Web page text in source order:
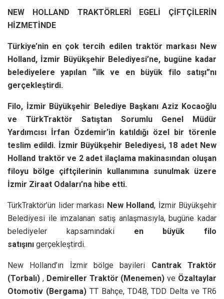
NEW HOLLAND TRAKTÖRLERİ EGELİ ÇİFTÇİLERİN
HİZMETİNDE
Türkiye’nin en çok tercih edilen traktör markası New
Holland, İzmir Büyükşehir Belediyesi’ne, bugüne kadar
belediyelere yapılan “ilk ve en büyük filo satışı”nı
gerçekleştirdi.
Filo, İzmir Büyükşehir Belediye Başkanı Aziz Kocaoğlu
ve TürkTraktör Satıştan Sorumlu Genel Müdür
Yardımcısı İrfan Özdemir’in katıldığı özel bir törenle
teslim edildi. İzmir Büyükşehir Belediyesi, 18 adet New
Holland traktör ve 2 adet ilaçlama makinasından oluşan
filoyu bölge çiftçilerinin kullanımına sunulmak üzere
İzmir Ziraat Odaları’na hibe etti.
TürkTraktör’ün lider markası New Holland, İzmir Büyükşehir
Belediyesi ile imzalanan satış anlaşmasıyla, bugüne kadar
belediyeler kapsamındaki en büyük filo
satışını gerçekleştirdi.
New Holland’ın İzmir bölge bayileri Cantrak Traktör
(Torbalı) , Demireller Traktör (Menemen) ve Özaltaylar
Otomotiv (Bergama)TT Bahçe, TD4B, TDD Delta ve TR6